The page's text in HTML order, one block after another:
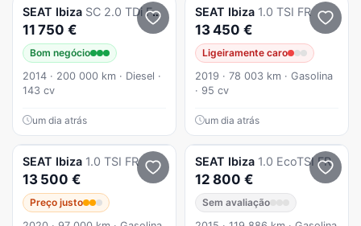
SEAT Ibiza SC 2.0 TDi FR 30 Anos
11 750 €
Bom negócio
2014 · 200 000 km · Diesel ·
143 cv
um dia atrás
SEAT Ibiza 1.0 TSI FR
13 450 €
Ligeiramente caro
2019 · 78 003 km · Gasolina
· 95 cv
um dia atrás
SEAT Ibiza 1.0 TSI FR
13 500 €
Preço justo
SEAT Ibiza 1.0 EcoTSI FR
12 800 €
Sem avaliação